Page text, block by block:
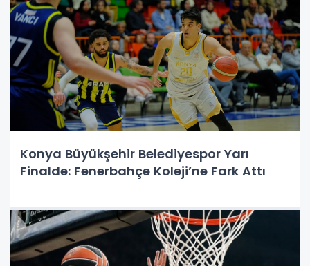
Konya Büyükşehir Belediyespor Yarı
Finalde: Fenerbahçe Koleji’ne Fark Attı